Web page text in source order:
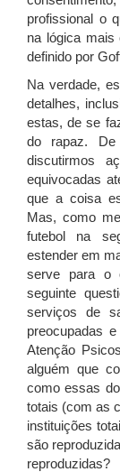
profissional o
na lógica mais
definido por
Na verdade,
detalhes,
estas, de se
do rapaz.
discutirmos
equivocadas
que a coisa
Mas, como
futebol na
estender em
serve para o
seguinte
serviços de
preocupadas
Atenção
alguém que
como essas
totais (com as
instituições
são
reproduzidas?